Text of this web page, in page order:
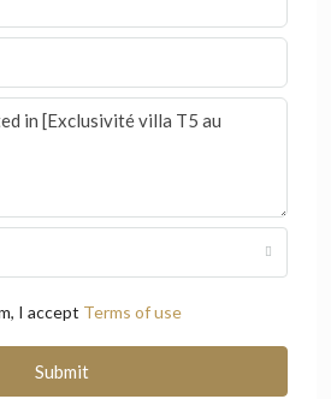
I accept Terms of use
Submit